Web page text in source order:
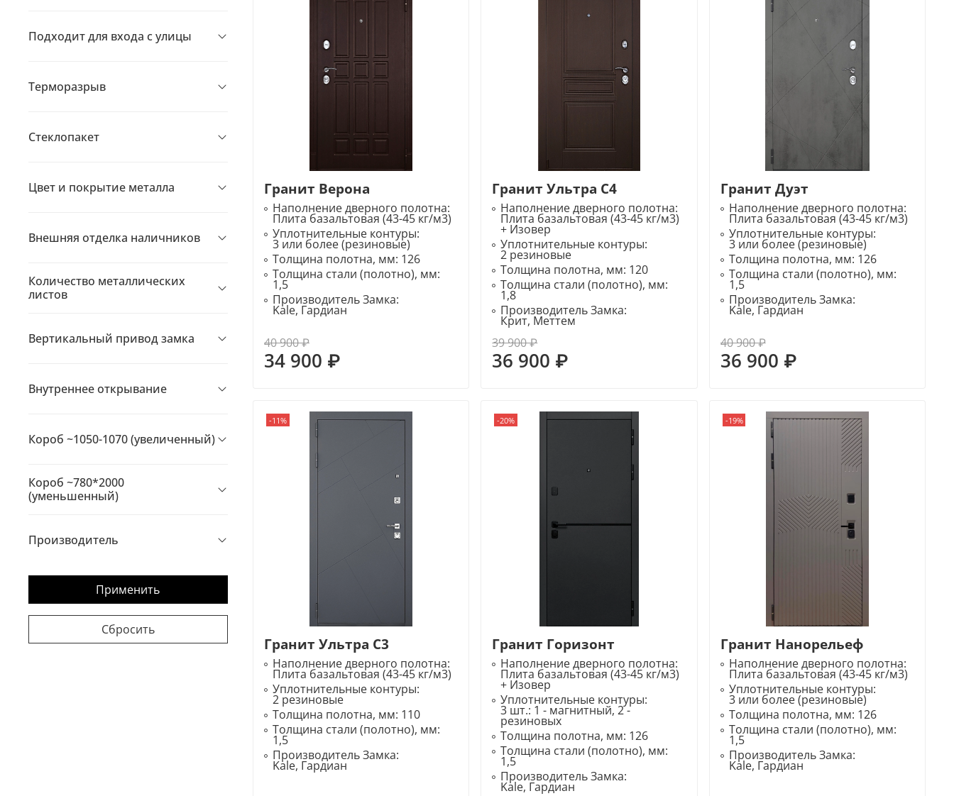
Гранит Верона
Наполнение дверного полотна:
Плита базальтовая (43-45 кг/м3)
Уплотнительные контуры:
3 или более (резиновые)
Толщина полотна, мм: 126
Толщина стали (полотно), мм:
1,5
Производитель Замка:
Kale, Гардиан
40 900 ₽
34 900 ₽
Гранит Ультра С4
Наполнение дверного полотна:
Плита базальтовая (43-45 кг/м3)
+ Изовер
Уплотнительные контуры:
2 резиновые
Толщина полотна, мм: 120
Толщина стали (полотно), мм:
1,8
Производитель Замка:
Крит, Меттем
39 900 ₽
36 900 ₽
Гранит Дуэт
Наполнение дверного полотна:
Плита базальтовая (43-45 кг/м3)
Уплотнительные контуры:
3 или более (резиновые)
Толщина полотна, мм: 126
Толщина стали (полотно), мм:
1,5
Производитель Замка:
Kale, Гардиан
40 900 ₽
36 900 ₽
-11%
Гранит Ультра С3
Наполнение дверного полотна:
Плита базальтовая (43-45 кг/м3)
Уплотнительные контуры:
2 резиновые
Толщина полотна, мм: 110
Толщина стали (полотно), мм:
1,5
Производитель Замка:
Kale, Гардиан
-20%
Гранит Горизонт
Наполнение дверного полотна:
Плита базальтовая (43-45 кг/м3)
+ Изовер
Уплотнительные контуры:
3 шт.: 1 - магнитный, 2 -
резиновых
Толщина полотна, мм: 126
Толщина стали (полотно), мм:
1,5
Производитель Замка:
Kale, Гардиан
-19%
Гранит Нанорельеф
Наполнение дверного полотна:
Плита базальтовая (43-45 кг/м3)
Уплотнительные контуры:
3 или более (резиновые)
Толщина полотна, мм: 126
Толщина стали (полотно), мм:
1,5
Производитель Замка:
Kale, Гардиан
Подходит для входа с улицы
Терморазрыв
Стеклопакет
Цвет и покрытие металла
Внешняя отделка наличников
Количество металлических
листов
Вертикальный привод замка
Внутреннее открывание
Короб ~1050-1070 (увеличенный)
Короб ~780*2000
(уменьшенный)
Производитель
Применить
Сбросить